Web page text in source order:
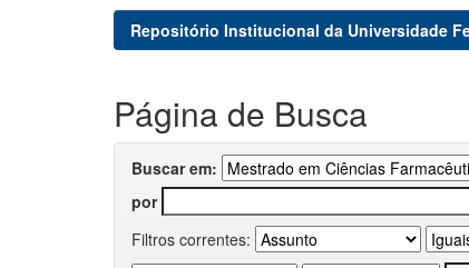
Repositório Institucional da Universidade
Página de Busca
Buscar em:
por
Filtros correntes: